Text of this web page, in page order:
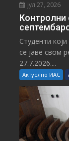
јул 27, 2026
Студенти
се јаве свом
27.7.2026....
Актуелно ИАС